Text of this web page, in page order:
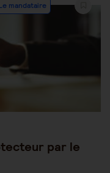
mandataire
par le